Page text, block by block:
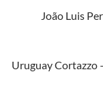
João Luis
Uruguay Cortazzo